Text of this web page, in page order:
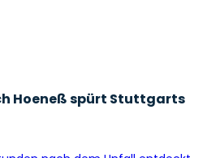
Hoeneß spürt Stuttgarts